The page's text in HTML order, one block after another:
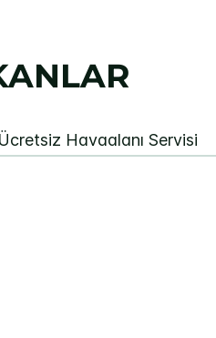
Ücretsiz Havaalanı Servisi